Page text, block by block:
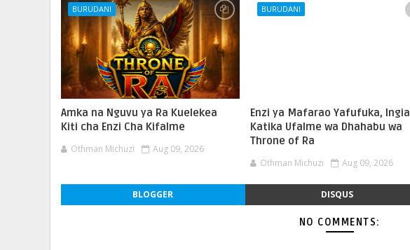
BURUDANI
Amka na Nguvu ya Ra Kuelekea
Kiti cha Enzi Cha Kifalme
Othman Michuzi Aug 09, 2026
BURUDANI
Enzi ya Mafarao Yafufuka, Ingia
Katika Ufalme wa Dhahabu wa
Throne of Ra
Othman Michuzi Aug 09, 2026
BLOGGER DISQUS
NO COMMENTS: